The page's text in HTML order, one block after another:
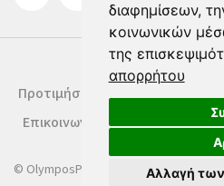
διαφημίσεων,
κοινωνικών
της
απορρήτου
Αλλαγή
Προτιμήσεις Cookies Δήλωση
Επικοινωνία
© OlymposPress.gr